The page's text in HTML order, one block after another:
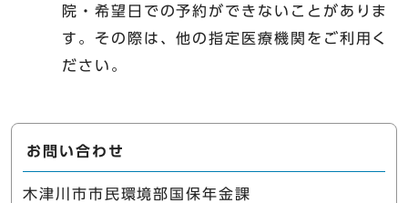
院・希望日での予約ができないことがありま
す。その際は、他の指定医療機関をご利用く
ださい。
お問い合わせ
木津川市市民環境部国保年金課